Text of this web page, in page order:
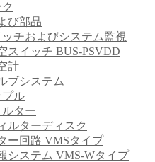
び部品
チおよびシステム監視
スイッチ BUS-PSVDD
計
ブシステム
ル
ター
ルターディスク
ー回路 VMSタイプ
システム VMS-Wタイプ